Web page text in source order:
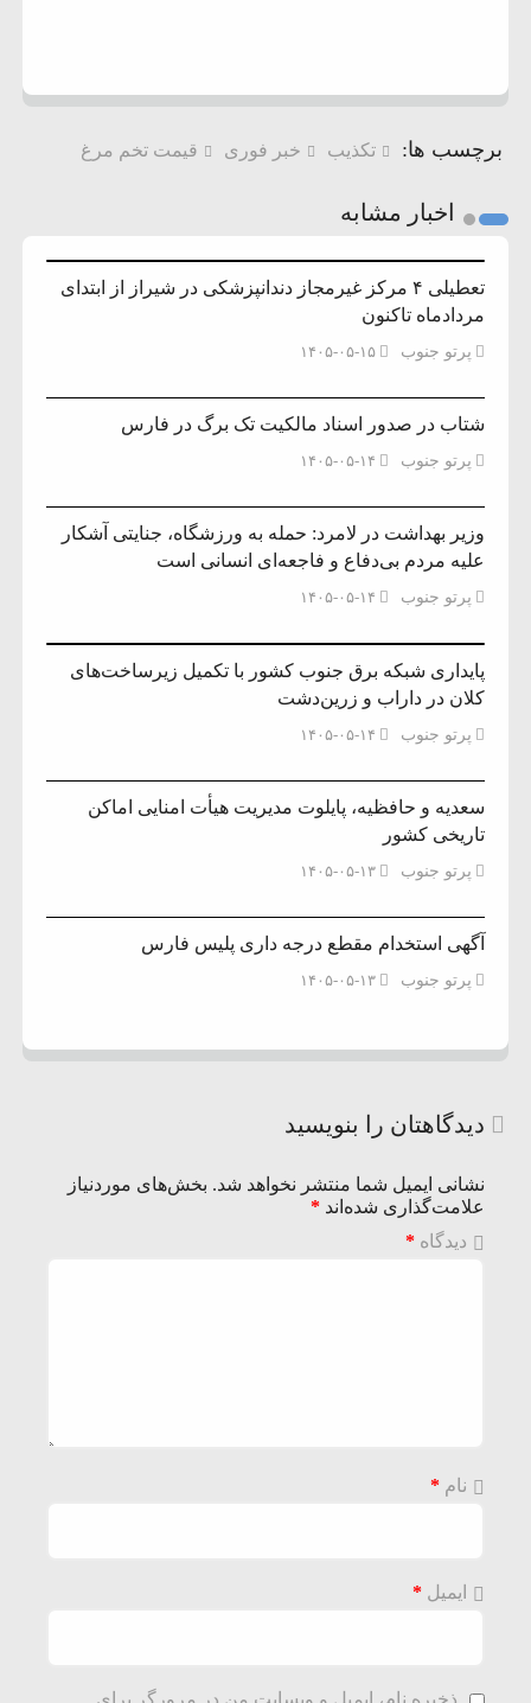
برچسب ها: تکذیب خبر فوری قیمت تخم مرغ
اخبار مشابه
تعطیلی ۴ مرکز غیرمجاز دندانپزشکی در شیراز از ابتدای
مردادماه تاکنون
پرتو جنوب ۱۴۰۵-۰۵-۱۵
شتاب در صدور اسناد مالکیت تک برگ در فارس
پرتو جنوب ۱۴۰۵-۰۵-۱۴
وزیر بهداشت در لامرد: حمله به ورزشگاه، جنایتی آشکار
علیه مردم بی‌دفاع و فاجعه‌ای انسانی است
پرتو جنوب ۱۴۰۵-۰۵-۱۴
پایداری شبکه برق جنوب کشور با تکمیل زیرساخت‌های
کلان در داراب و زرین‌دشت
پرتو جنوب ۱۴۰۵-۰۵-۱۴
سعدیه و حافظیه، پایلوت مدیریت هیأت امنایی اماکن
تاریخی کشور
پرتو جنوب ۱۴۰۵-۰۵-۱۳
آگهی استخدام مقطع درجه داری پلیس فارس
پرتو جنوب ۱۴۰۵-۰۵-۱۳
دیدگاهتان را بنویسید
نشانی ایمیل شما منتشر نخواهد شد. بخش‌های موردنیاز
علامت‌گذاری شده‌اند *
دیدگاه *
نام *
ایمیل *